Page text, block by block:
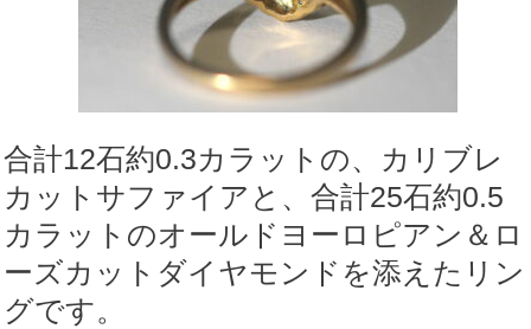
合計12石約0.3カラットの、カリブレ
カットサファイアと、合計25石約0.5
カラットのオールドヨーロピアン＆ロ
ーズカットダイヤモンドを添えたリン
グです。